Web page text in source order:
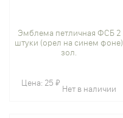
Эмблема петличная ФСБ 2
штуки (орел на синем фоне)
зол.
Цена: 25 ₽
Нет в наличии